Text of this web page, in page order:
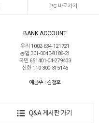
PC 바로가기
BANK ACCOUNT
우리 1002-634-121721
농협 301-0040-8186-21
국민 651401-04-279403
신한 110-300-315146
예금주 : 김철호